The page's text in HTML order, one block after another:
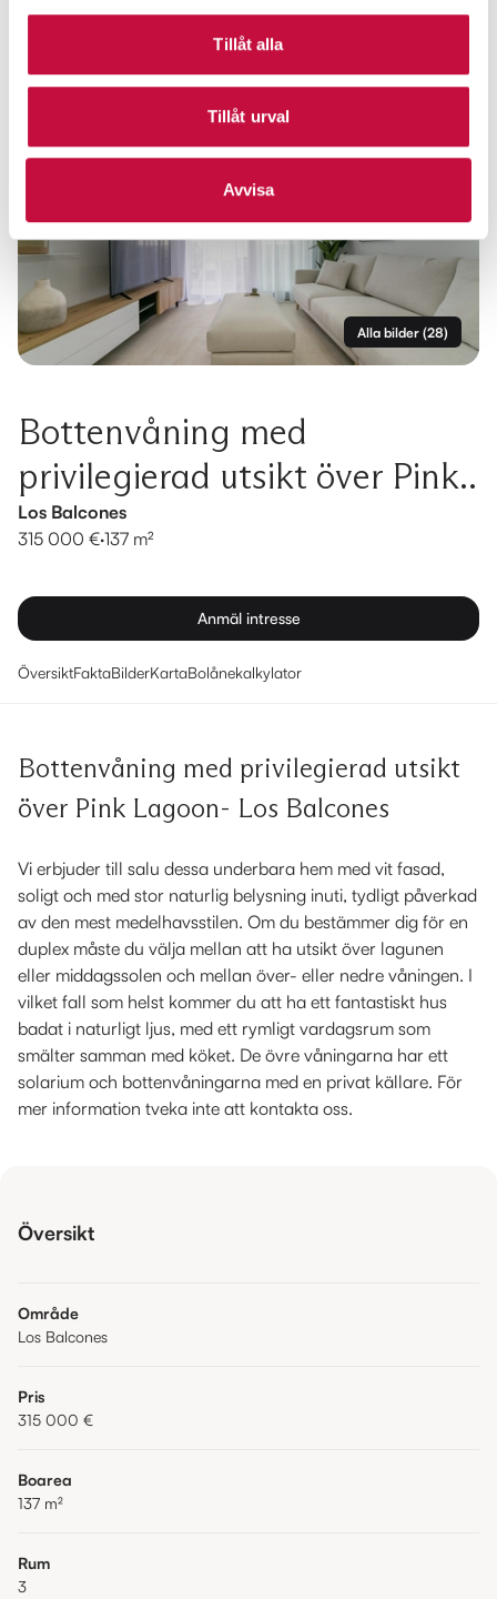
Tillåt alla
Tillåt urval
Avvisa
Alla bilder (28)
Bottenvåning med
privilegierad utsikt över Pink..
Los Balcones
315 000 €·137 m²
Anmäl intresse
ÖversiktFaktaBilderKartaBolånekalkylator
Bottenvåning med privilegierad utsikt
över Pink Lagoon- Los Balcones
Vi erbjuder till salu dessa underbara hem med vit fasad,
soligt och med stor naturlig belysning inuti, tydligt påverkad
av den mest medelhavsstilen. Om du bestämmer dig för en
duplex måste du välja mellan att ha utsikt över lagunen
eller middagssolen och mellan över- eller nedre våningen. I
vilket fall som helst kommer du att ha ett fantastiskt hus
badat i naturligt ljus, med ett rymligt vardagsrum som
smälter samman med köket. De övre våningarna har ett
solarium och bottenvåningarna med en privat källare. För
mer information tveka inte att kontakta oss.
Översikt
Område
Los Balcones
Pris
315 000 €
Boarea
137 m²
Rum
3